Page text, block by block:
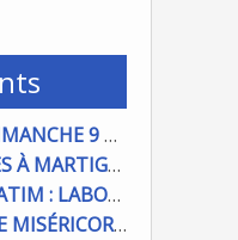
PRIÈRE UNIVERSELLE DU DIMANCHE 9 AOÜT
DIMANCHE 9 AOÛT : MESSES À MARTIGUES ET PORT DE BOUC
DES NOUVELLES DE MAMPATIM : LABOUR DU CHAMP PAROISSIAL
MÉNAGE À NOTRE DAME DE MISÉRICORDE : ON COMPTE SUR VOUS !